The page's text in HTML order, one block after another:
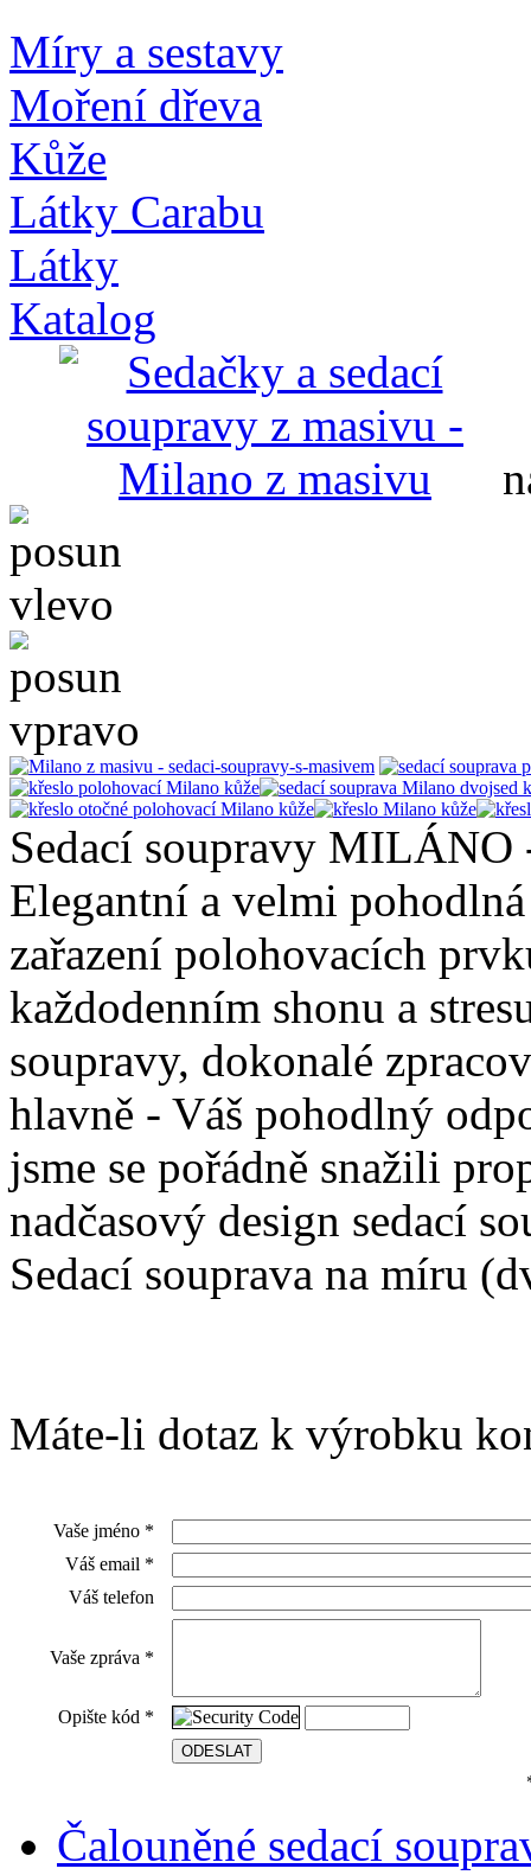
Míry a sestavy
Moření dřeva
Kůže
Látky Carabu
Látky
Katalog
Sedací soupravy MILÁNO
Elegantní a velmi
zařazení polohovacích
každodenním shonu a
soupravy, dokonalé
hlavně - Váš pohodlný
jsme se pořádně snažili
nadčasový design sedací
Sedací souprava na míru
Máte-li dotaz k výrobku
Vaše jméno *
Váš email *
Váš telefon
Vaše zpráva *
Opište kód *
Čalouněné sedací